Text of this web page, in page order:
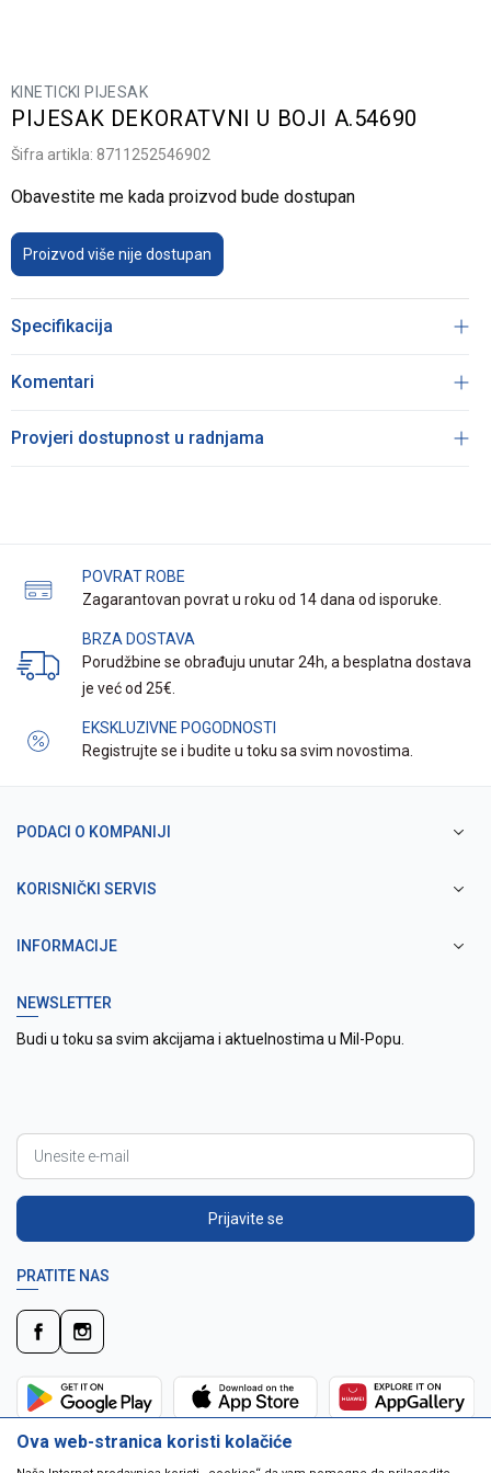
KINETICKI PIJESAK
PIJESAK DEKORATVNI U BOJI A.54690
Šifra artikla: 8711252546902
Obavestite me kada proizvod bude dostupan
Proizvod više nije dostupan
Specifikacija
Komentari
Provjeri dostupnost u radnjama
POVRAT ROBE
Zagarantovan povrat u roku od 14 dana od isporuke.
BRZA DOSTAVA
Porudžbine se obrađuju unutar 24h, a besplatna dostava
je već od 25€.
EKSKLUZIVNE POGODNOSTI
Registrujte se i budite u toku sa svim novostima.
PODACI O KOMPANIJI
KORISNIČKI SERVIS
INFORMACIJE
NEWSLETTER
Budi u toku sa svim akcijama i aktuelnostima u Mil-Popu.
Prijavite se
PRATITE NAS
Ova web-stranica koristi kolačiće